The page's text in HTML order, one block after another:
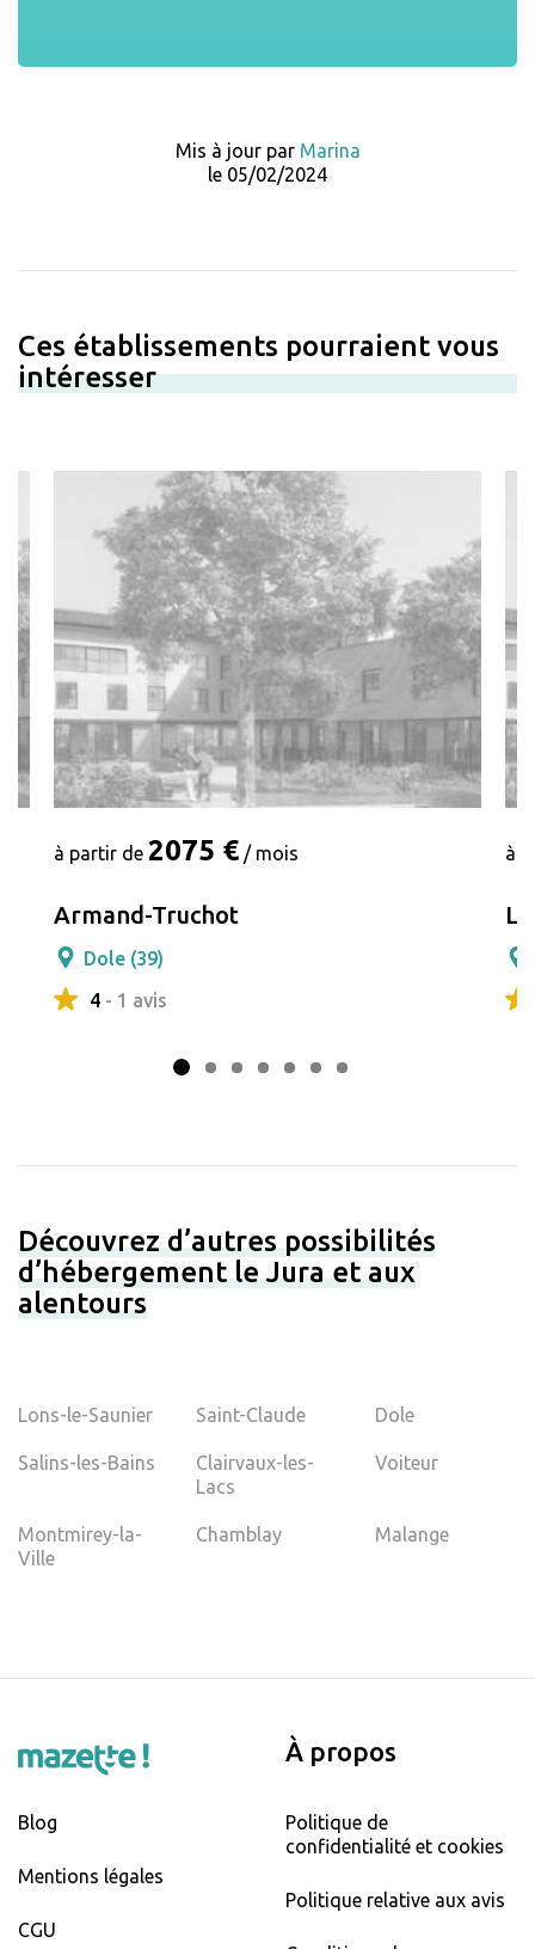
Mis à jour par Marina
le 05/02/2024
Ces établissements pourraient vous
intéresser
à partir de 2075 € / mois
Armand-Truchot
Dole (39)
4 - 1 avis
à
Découvrez d’autres possibilités
d’hébergement le Jura et aux
alentours
Lons-le-Saunier Saint-Claude Dole
Salins-les-Bains
Clairvaux-les-
Lacs
Voiteur
Montmirey-la-
Ville
Chamblay Malange
Blog
Mentions légales
CGU
À propos
Politique de
confidentialité et cookies
Politique relative aux avis